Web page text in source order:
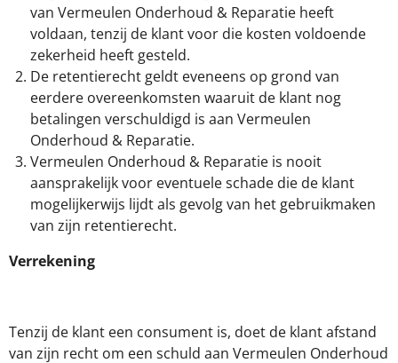
van Vermeulen Onderhoud & Reparatie heeft
voldaan, tenzij de klant voor die kosten voldoende
zekerheid heeft gesteld.
De retentierecht geldt eveneens op grond van
eerdere overeenkomsten waaruit de klant nog
betalingen verschuldigd is aan Vermeulen
Onderhoud & Reparatie.
Vermeulen Onderhoud & Reparatie is nooit
aansprakelijk voor eventuele schade die de klant
mogelijkerwijs lijdt als gevolg van het gebruikmaken
van zijn retentierecht.
Verrekening
Tenzij de klant een consument is, doet de klant afstand
van zijn recht om een schuld aan Vermeulen Onderhoud